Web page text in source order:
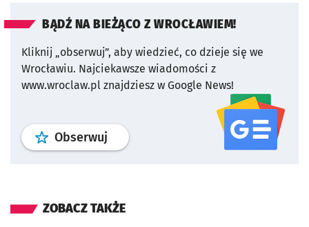
BĄDŹ NA BIEŻĄCO Z WROCŁAWIEM!
Kliknij „obserwuj”, aby wiedzieć, co dzieje się we
Wrocławiu. Najciekawsze wiadomości z
www.wroclaw.pl znajdziesz w Google News!
Obserwuj profil serwisu
ZOBACZ TAKŻE